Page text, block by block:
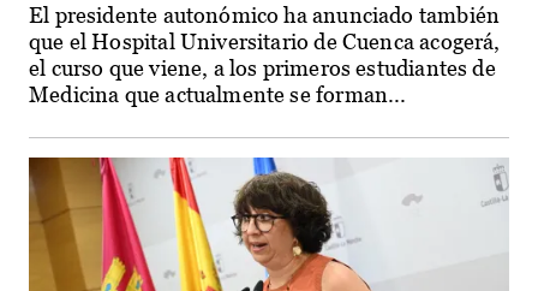
El presidente autonómico ha anunciado también
que el Hospital Universitario de Cuenca acogerá,
el curso que viene, a los primeros estudiantes de
Medicina que actualmente se forman...